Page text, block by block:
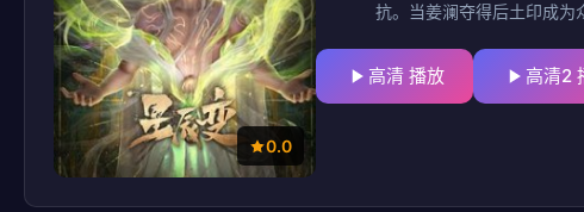
0.0
抗。当姜澜夺得后土印成为
高清 播放 高清2